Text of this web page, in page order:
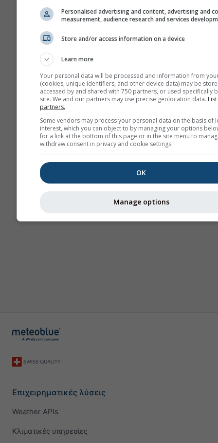
Μετεογράμματα
&
Επιχειρηματικές λύσεις
Weather APIs
Κλιματικές υπηρεσίες
Personalised advertising and content, advertising and
measurement, audience research and services
Store and/or access information on a device
Learn more
Your personal data will be processed and information from
(cookies, unique identifiers, and other device data) may be
accessed by and shared with 750 partners, or used specifically
site. We and our partners may use precise geolocation data.
partners.
Some vendors may process your personal data on the basis of
interest, which you can object to by managing your options
for a link at the bottom of this page or in the site menu to
withdraw consent in privacy and cookie settings.
OK
Manage options